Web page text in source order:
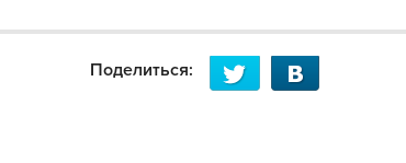
Поделиться: